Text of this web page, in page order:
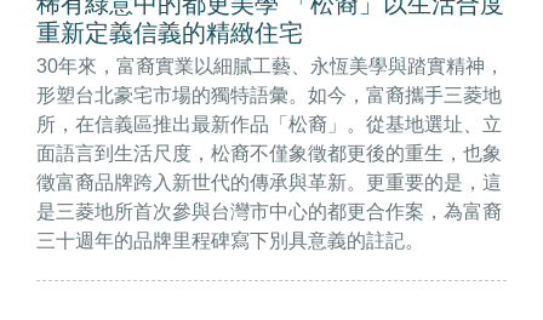
重新定義信義的精緻住宅
30年來，富裔實業以細膩工藝、永恆美學與踏實精神，
形塑台北豪宅市場的獨特語彙。如今，富裔攜手三菱地
所，在信義區推出最新作品「松裔」。從基地選址、立
面語言到生活尺度，松裔不僅象徵都更後的重生，也象
徵富裔品牌跨入新世代的傳承與革新。更重要的是，這
是三菱地所首次參與台灣市中心的都更合作案，為富裔
三十週年的品牌里程碑寫下別具意義的註記。